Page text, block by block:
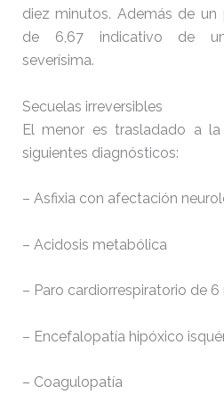
diez minutos. Además de
de 6,67 indicativo de
severísima.
Secuelas irreversibles
El menor es trasladado a
siguientes diagnósticos:
– Asfixia con afectación
– Acidosis metabólica
– Paro cardiorrespiratorio de
– Encefalopatía hipóxico
– Coagulopatía